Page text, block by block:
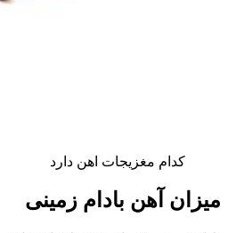
کدام مغزیجات اهن دارد
میزان آهن بادام زمینی